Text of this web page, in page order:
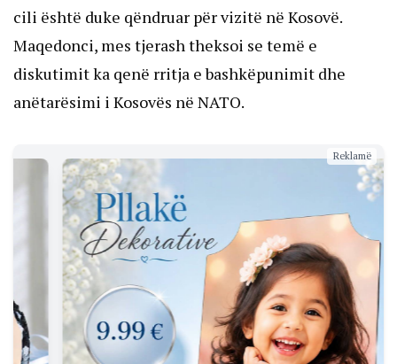
cili është duke qëndruar për vizitë në Kosovë.
Maqedonci, mes tjerash theksoi se temë e
diskutimit ka qenë rritja e bashkëpunimit dhe
anëtarësimi i Kosovës në NATO.
Reklamë